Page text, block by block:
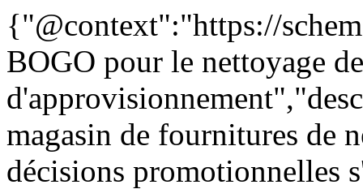
{"@context":"https://
BOGO pour le nettoyage
magasin de fournitures de
décisions promotionnelles